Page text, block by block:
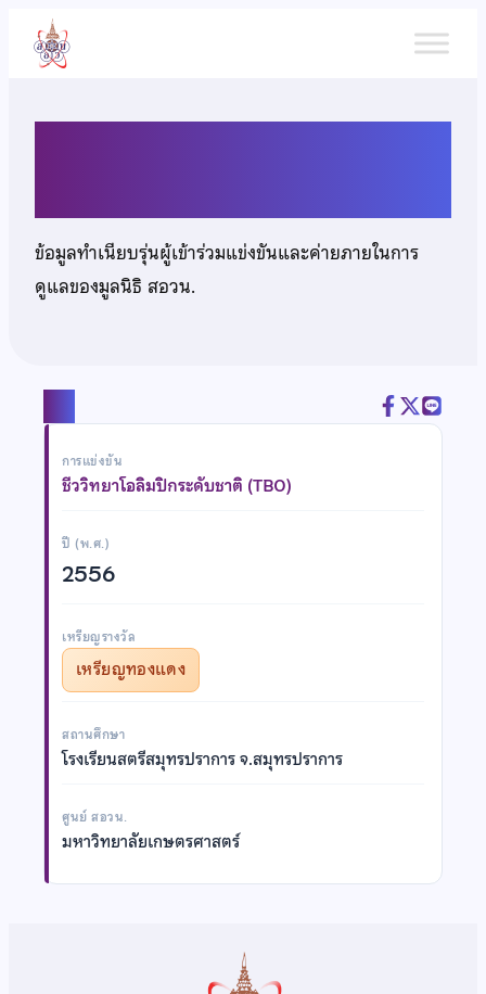
เนื้อหา
ข้อมูลทำเนียบรุ่นผู้เข้าร่วมแข่งขันและค่ายภายในการ
ดูแลของมูลนิธิ สอวน.
การแข่งขัน
ชีววิทยาโอลิมปิกระดับชาติ (TBO)
ปี (พ.ศ.)
2556
เหรียญรางวัล
เหรียญทองแดง
สถานศึกษา
โรงเรียนสตรีสมุทรปราการ จ.สมุทรปราการ
ศูนย์ สอวน.
มหาวิทยาลัยเกษตรศาสตร์